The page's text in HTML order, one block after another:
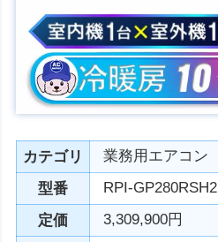
カテゴリ
業務用エアコン
型番
RPI-GP280RSH2
定価
3,309,900円